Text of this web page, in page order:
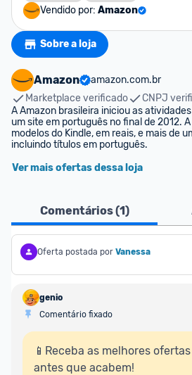
Vendido por: Amazon
Sobre a loja
Amazon
amazon.com.br
Marketplace verificado
CNPJ
A Amazon brasileira iniciou as
um site em português no final de 2012.
modelos do Kindle, em reais, e mais de
incluindo títulos em português.
Ver mais ofertas dessa loja
Comentários (1)
Oferta postada por Vanessa
genio
Comentário fixado
📱Receba as melhores
antes que acabem!